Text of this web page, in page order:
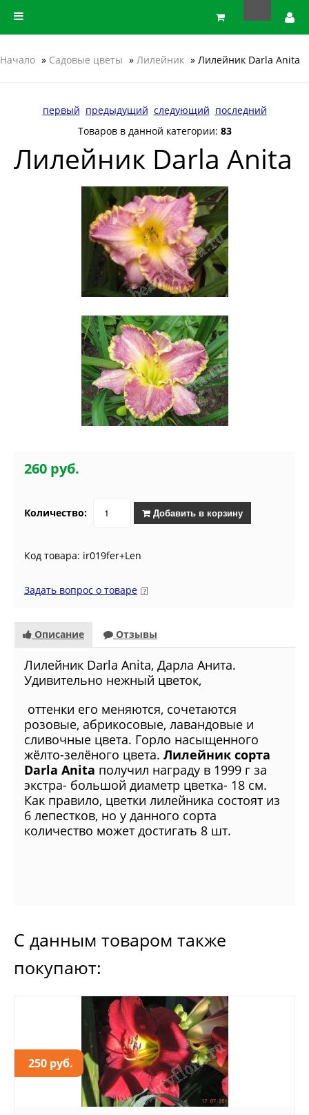
Начало » Садовые цветы » Лилейник » Лилейник Darla Anita
первый предыдущий следующий последний
Товаров в данной категории: 83
Лилейник Darla Anita
260 руб.
Количество: Добавить в корзину
Код товара: ir019fer+Len
Задать вопрос о товаре
Описание Отзывы
Лилейник Darla Anita, Дарла Анита.
Удивительно нежный цветок,
оттенки его меняются, сочетаются
розовые, абрикосовые, лавандовые и
сливочные цвета. Горло насыщенного
жёлто-зелёного цвета. Лилейник сорта
Darla Anita получил награду в 1999 г за
экстра- большой диаметр цветка- 18 см.
Как правило, цветки лилейника состоят из
6 лепестков, но у данного сорта
количество может достигать 8 шт.
С данным товаром также
покупают:
250 руб.